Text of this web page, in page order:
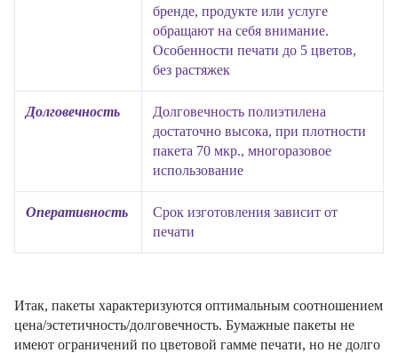
бренде, продукте или услуге
обращают на себя внимание.
Особенности печати до 5 цветов,
без растяжек
Долговечность
Долговечность полиэтилена
достаточно высока, при плотности
пакета 70 мкр., многоразовое
использование
Оперативность
Срок изготовления зависит от
печати
Итак, пакеты характеризуются оптимальным соотношением
цена/эстетичность/долговечность. Бумажные пакеты не
имеют ограничений по цветовой гамме печати, но не долго